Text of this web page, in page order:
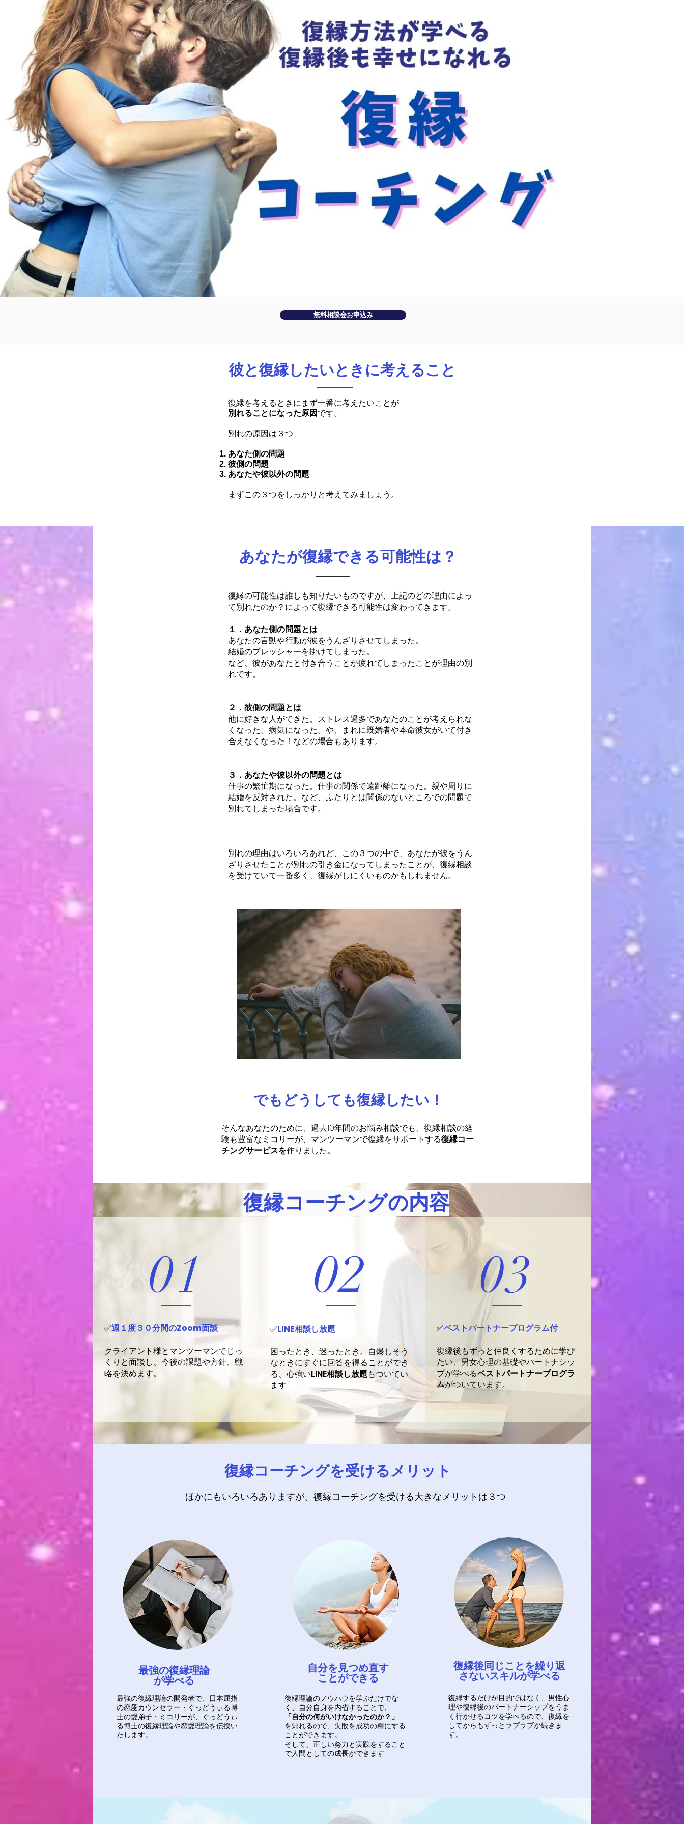
無料相談会お申込み
彼と復縁したいときに考えること
復縁を考えるときにまず一番に考えたいことが
別れることになった原因 です。
別れの原因は３つ
あなた側の問題
彼側の問題
あなたや彼以外の問題
​まずこの３つをしっかりと考えてみましょう。
あなたが復縁できる可能性は？
復縁の可能性は誰しも知りたいものですが、上記のどの理由によっ
て別れたのか？によって復縁できる可能性は変わってきます。
１．あなた側の問題とは
あなたの言動や行動が彼をうんざりさせてしまった。
結婚のプレッシャーを掛けてしまった。
など、彼があなたと付き合うことが疲れてしまったことが理由の別
れです。
２．彼側の問題とは
他に好きな人ができた。ストレス過多であなたのことが考えられな
くなった。病気になった。や、まれに既婚者や本命彼女がいて付き
合えなくなった！などの場合もあります。
３．あなたや彼以外の問題とは
仕事の繁忙期になった。仕事の関係で遠距離になった。親や周りに
結婚を反対された。など、ふたりとは関係のないところでの問題で
別れてしまった場合です。
別れの理由はいろいろあれど、この３つの中で、あなたが彼をうん
ざりさせたことが別れの引き金になってしまったことが、復縁相談
を受けていて一番多く、復縁がしにくいものかもしれません。
でもどうしても復縁したい！
そんなあなたのために、 過去10年間のお悩み相談でも、復縁相談の経
験も豊富なミコリーが、マンツーマンで復縁をサポートする復縁コー
チングサービスを作りました。
復縁コーチングの内容
01
✅週１度３０分間のZoom面談
クライアント様とマンツーマンでじっ
くりと面談し、今後の課題や方針、戦
略を決めます。
02
✅LINE相談し放題
困ったとき、迷ったとき。自爆しそう
なときにすぐに回答を得ることができ
る、心強いLINE相談し放題もついてい
ます
03
✅ベストパートナープログラム付
復縁後もずっと仲良くするために学び
たい、男女心理の基礎やパートナシッ
プが学べるベストパートナープログラ
ムがついています。
復縁コーチングを受けるメリット
ほかにもいろいろありますが、復縁コーチングを受ける大きなメリットは３つ
最強の復縁理論
が学べる
最強の復縁理論の開発者で、日本屈指
の恋愛カウンセラー・ ぐっどうぃる博
士の愛弟子・ミコリーが、ぐっどうぃ
る博士の復縁理論や恋愛理論を伝授い
たします。
自分を見つめ直す
ことができる
復縁理論のノウハウを学ぶだけでな
く、自分自身を内省することで、
「自分の何がいけなかったのか？」
を知れるので、失敗を成功の糧にする
ことができます。
そして、正しい努力と実践をすること
で人間としての成長ができます
復縁後同じことを繰り返
さないスキルが学べる
復縁するだけが目的ではなく、男性心
理や復縁後のパートナーシップをうま
く行かせるコツを学べるので、復縁を
してからもずっとラブラブが続きま
す。